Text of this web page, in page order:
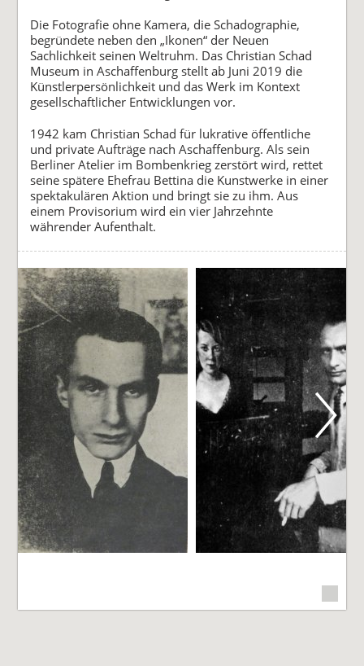
Die Fotografie ohne Kamera, die Schadographie,
begründete neben den „Ikonen“ der Neuen
Sachlichkeit seinen Weltruhm. Das Christian Schad
Museum in Aschaffenburg stellt ab Juni 2019 die
Künstlerpersönlichkeit und das Werk im Kontext
gesellschaftlicher Entwicklungen vor.
1942 kam Christian Schad für lukrative öffentliche
und private Aufträge nach Aschaffenburg. Als sein
Berliner Atelier im Bombenkrieg zerstört wird, rettet
seine spätere Ehefrau Bettina die Kunstwerke in einer
spektakulären Aktion und bringt sie zu ihm. Aus
einem Provisorium wird ein vier Jahrzehnte
währender Aufenthalt.